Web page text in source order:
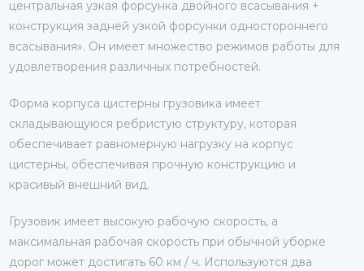
центральная узкая форсунка двойного всасывания +
конструкция задней узкой форсунки одностороннего
всасывания». Он имеет множество режимов работы для
удовлетворения различных потребностей.
Форма корпуса цистерны грузовика имеет
складывающуюся ребристую структуру, которая
обеспечивает равномерную нагрузку на корпус
цистерны, обеспечивая прочную конструкцию и
красивый внешний вид.
Грузовик имеет высокую рабочую скорость, а
максимальная рабочая скорость при обычной уборке
дорог может достигать 60 км / ч. Используются два